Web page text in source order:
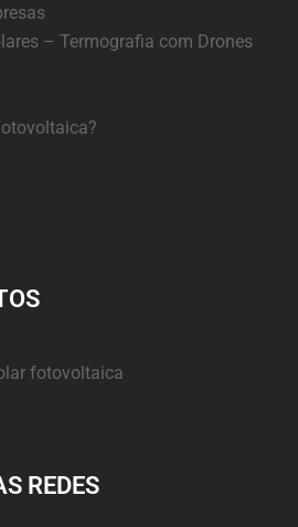
– Termografia com Drones
fotovoltaica
REDES